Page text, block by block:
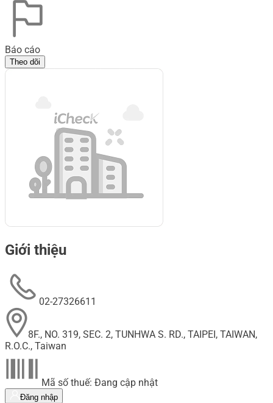
Báo cáo
Theo dõi
Giới thiệu
02-27326611
8F., NO. 319, SEC. 2, TUNHWA S. RD., TAIPEI, TAIWAN,
R.O.C., Taiwan
Mã số thuế: Đang cập nhật
Đăng nhập